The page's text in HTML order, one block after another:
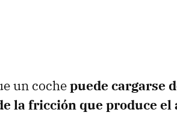
un cochepuede cargarse
la fricción que produce el